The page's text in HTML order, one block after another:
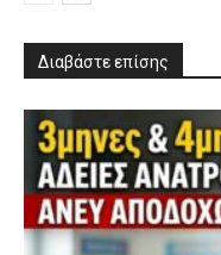
Διαβάστε επίσης